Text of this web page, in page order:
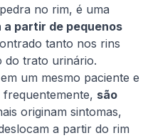
no rim, é uma
a partir de pequenos
tanto nos rins
do trato urinário.
um mesmo paciente e
são
originam sintomas,
a partir do rim